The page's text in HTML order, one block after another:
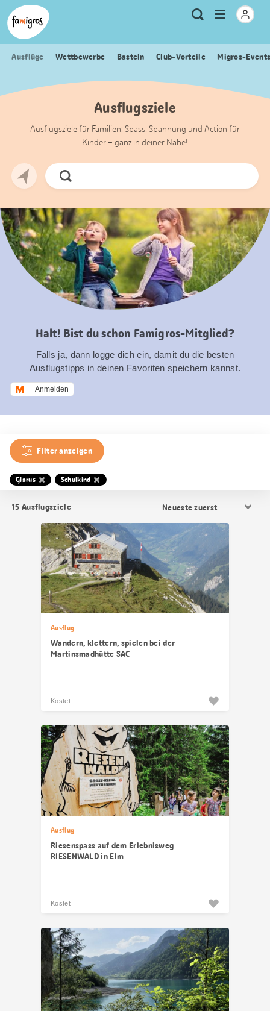
Sprungmarken
Navigation
Header
Logo
Meta
Navigation
Suche
Menu
öffnen
Ausflüge Wettbewerbe Basteln Club-Vorteile Migros-
Ausflugsziele
Ausflugsziele für Familien: Spass, Spannung und Action für
Kinder – ganz in deiner Nähe!
Jetzt
Suchen
Halt! Bist du schon Famigros-Mitglied?
Falls ja, dann logge dich ein, damit du die besten
Ausflugstipps in deinen Favoriten speichern kannst.
Anmelden
Filter anzeigen
Glarus Schulkind
15 Ausflugsziele
Sortierung
Ausflug
Wandern, klettern, spielen bei der
Martinsmadhütte SAC
Kostet
Ausflug
Riesenspass auf dem Erlebnisweg
RIESENWALD in Elm
Kostet